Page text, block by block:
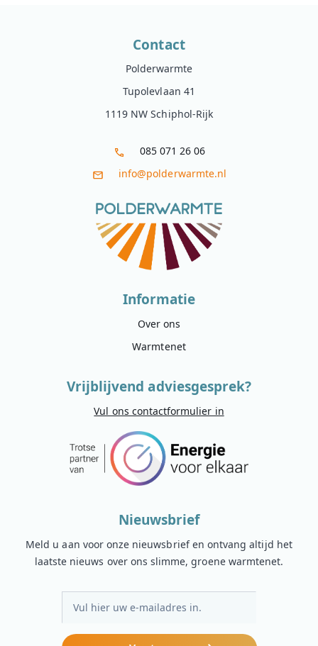
Contact
Polderwarmte
Tupolevlaan 41
1119 NW Schiphol-Rijk
085 071 26 06
info@polderwarmte.nl
Informatie
Over ons
Warmtenet
Vrijblijvend adviesgesprek?
Vul ons contactformulier in
Nieuwsbrief
Meld u aan voor onze nieuwsbrief en ontvang altijd het
laatste nieuws over ons slimme, groene warmtenet.
mailadres